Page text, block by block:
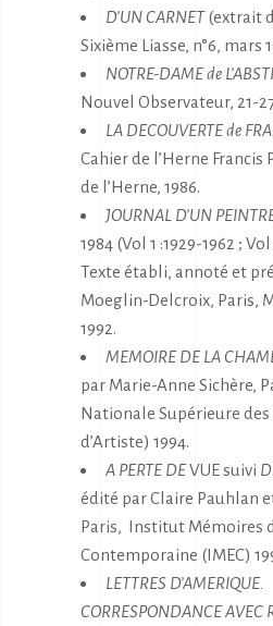
D’UN CARNET(extrait
Sixième Liasse, n°6, mars
NOTRE-DAME de
Nouvel Observateur, 21-
LA DECOUVERTE de
Cahier de l’Herne Francis
de l’Herne, 1986.
JOURNAL D’UN
1984 (Vol 1 :1929-1962 ;
Texte établi, annoté et
Moeglin-Delcroix, Paris,
1992.
MEMOIRE DE LA
par Marie-Anne Sichère,
Nationale Supérieure des
d’Artiste) 1994.
A PERTE DEVUE suivi
édité par Claire Pauhlan
Paris, Institut Mémoires
Contemporaine (IMEC)
LETTRES D’AMERIQUE.
CORRESPONDANCE AVEC